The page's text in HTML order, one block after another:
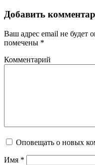
Добавить
Ваш адрес email не будет
помечены *
Комментарий
Оповещать о новых
Имя *